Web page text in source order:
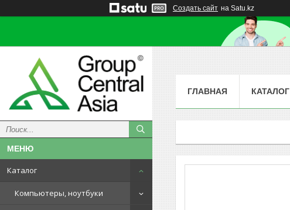
Создать сайт на Satu.kz
Каталог
Компьютеры, ноутбуки
ГЛАВНАЯ КАТАЛОГ